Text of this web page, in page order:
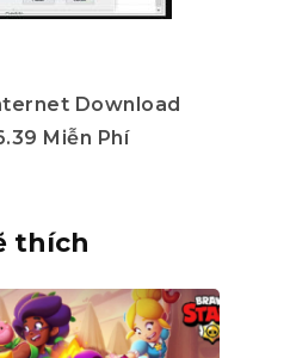
Download
Miễn Phí
thích